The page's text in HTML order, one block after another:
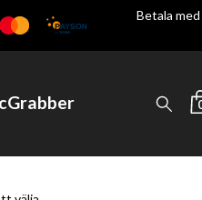
Betala